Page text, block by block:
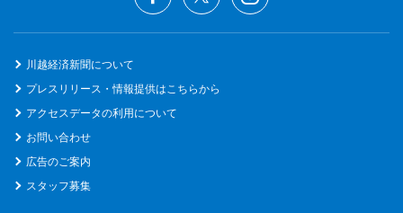
川越経済新聞について
プレスリリース・情報提供はこちらから
アクセスデータの利用について
お問い合わせ
広告のご案内
スタッフ募集